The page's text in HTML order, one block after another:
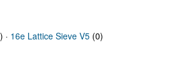
· 16e Lattice Sieve V5 (0)